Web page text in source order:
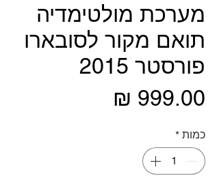
מערכת מולטימדיה
תואם מקור לסובארו
פורסטר 2015
כמות *